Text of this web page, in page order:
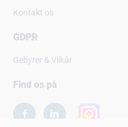
Kontakt os
GDPR
Gebyrer & Vilkår
Find os på